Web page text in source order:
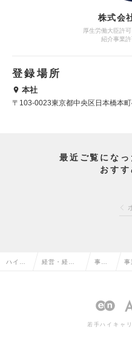
株式会
厚生労働大臣許
紹介事業
登録場所
本社
〒103-0023東京都中央区日本橋本
最近ご覧にな
おすす
ハイク 経営・経営 事業
の転
事
若手ハイキャ